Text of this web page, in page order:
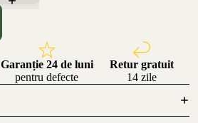
Garanție 24 de luni
pentru defecte
Retur gratuit
14 zile